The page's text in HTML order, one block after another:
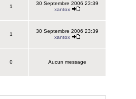
1
30 Septembre 2006 23:39
xantox
1
30 Septembre 2006 23:39
xantox
0 Aucun message